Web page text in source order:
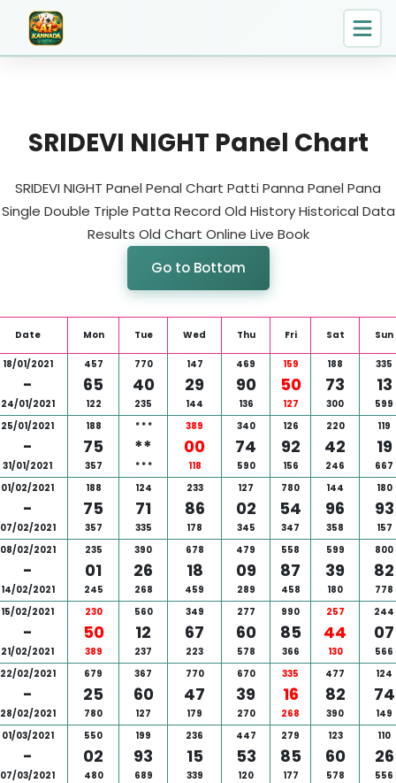
SRIDEVI NIGHT Panel Chart
SRIDEVI NIGHT Panel Penal Chart Patti Panna Panel Pana
Single Double Triple Patta Record Old History Historical Data
Results Old Chart Online Live Book
Go to Bottom
Date Mon Tue Wed Thu Fri Sat Sun
18/01/2021
-
24/01/2021
457
65
122
770
40
235
147
29
144
469
90
136
159
50
127
188
73
300
335
13
599
25/01/2021
-
31/01/2021
188
75
357
* * *
**
* * *
389
00
118
340
74
590
126
92
156
220
42
246
119
19
667
01/02/2021
-
07/02/2021
188
75
357
124
71
335
233
86
178
127
02
345
780
54
347
144
96
358
180
93
157
08/02/2021
-
14/02/2021
235
01
245
390
26
268
678
18
459
479
09
289
558
87
458
599
39
180
800
82
778
15/02/2021
-
21/02/2021
230
50
389
560
12
237
349
67
223
277
60
578
990
85
366
257
44
130
244
07
566
22/02/2021
-
28/02/2021
679
25
780
367
60
127
770
47
179
670
39
270
335
16
268
477
82
390
124
74
149
01/03/2021
-
07/03/2021
550
02
480
199
93
689
236
15
339
447
53
120
279
85
177
123
60
578
110
26
556